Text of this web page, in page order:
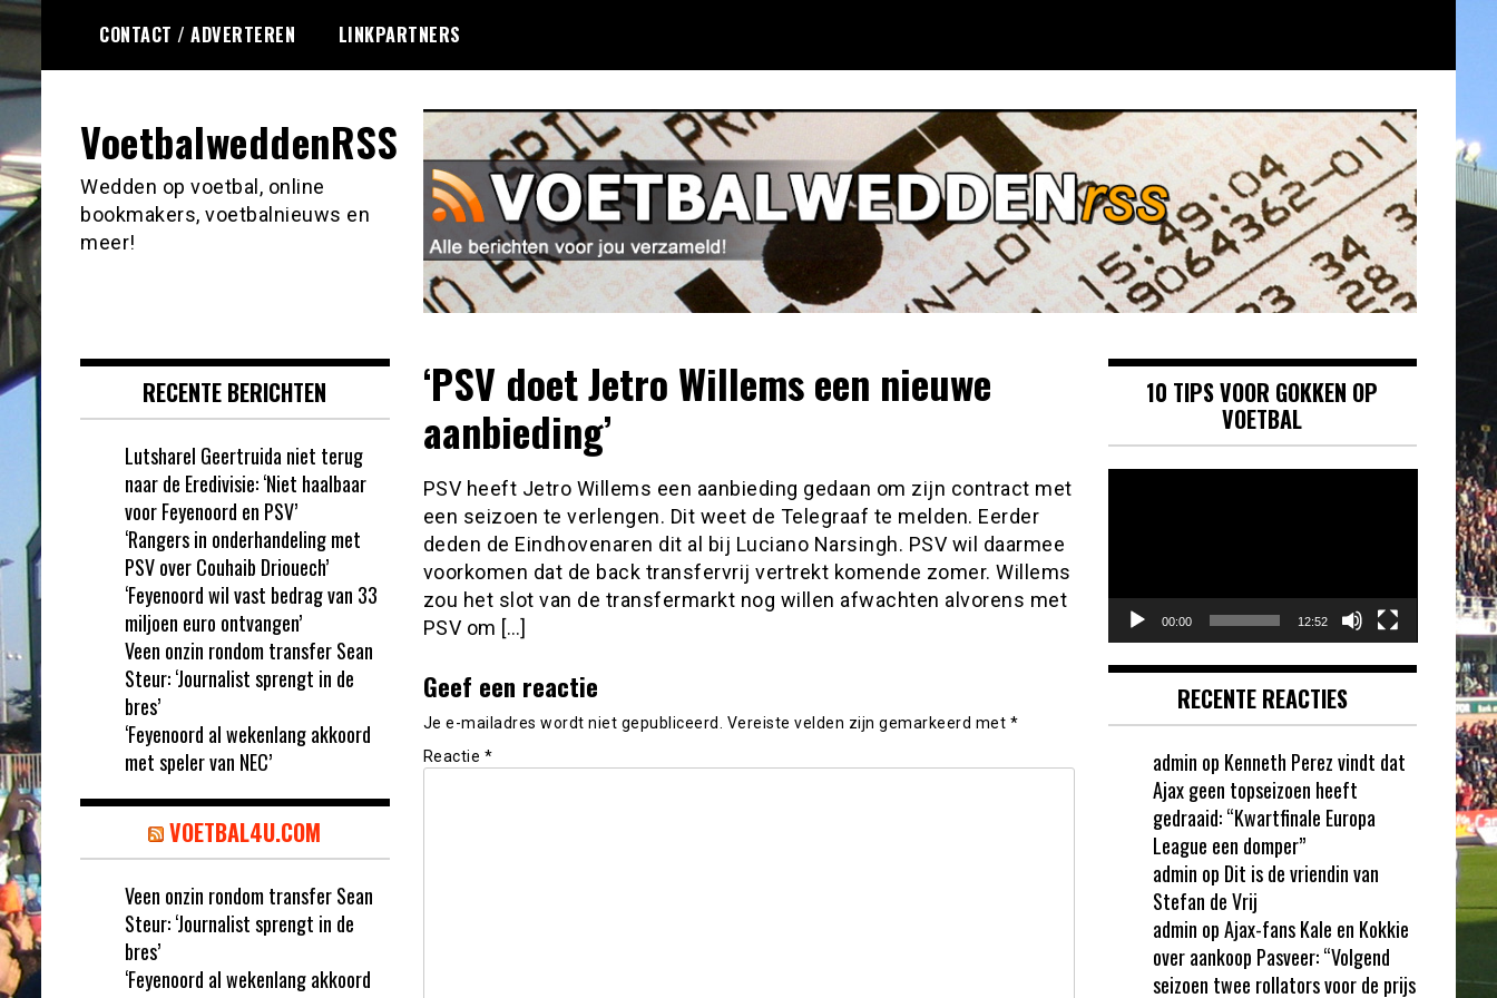
Ga
naar
de
inhoud
CONTACT / ADVERTEREN LINKPARTNERS
VoetbalweddenRSS
Wedden op voetbal, online
bookmakers, voetbalnieuws en
meer!
‘PSV doet Jetro Willems een nieuwe
aanbieding’
PSV heeft Jetro Willems een aanbieding gedaan om zijn contract met
een seizoen te verlengen. Dit weet de Telegraaf te melden. Eerder
deden de Eindhovenaren dit al bij Luciano Narsingh. PSV wil daarmee
voorkomen dat de back transfervrij vertrekt komende zomer. Willems
zou het slot van de transfermarkt nog willen afwachten alvorens met
PSV om […]
Geef een reactie
Je e-mailadres wordt niet gepubliceerd. Vereiste velden zijn gemarkeerd met *
Reactie *
RECENTE BERICHTEN
Lutsharel Geertruida niet terug
naar de Eredivisie: ‘Niet haalbaar
voor Feyenoord en PSV’
‘Rangers in onderhandeling met
PSV over Couhaib Driouech’
‘Feyenoord wil vast bedrag van 33
miljoen euro ontvangen’
Veen onzin rondom transfer Sean
Steur: ‘Journalist sprengt in de
bres’
‘Feyenoord al wekenlang akkoord
met speler van NEC’
VOETBAL4U.COM
Veen onzin rondom transfer Sean
Steur: ‘Journalist sprengt in de
bres’
‘Feyenoord al wekenlang akkoord
10 TIPS VOOR GOKKEN OP
VOETBAL
00:00 12:52
RECENTE REACTIES
admin op Kenneth Perez vindt dat
Ajax geen topseizoen heeft
gedraaid: “Kwartfinale Europa
League een domper”
admin op Dit is de vriendin van
Stefan de Vrij
admin opAjax-fans Kale en Kokkie
over aankoop Pasveer: “Volgend
seizoen twee rollators voor de prijs